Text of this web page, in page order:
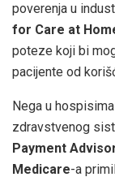
poverenja u
for Care at
poteze koji bi
pacijente od
Nega u
zdravstvenog
Payment
Medicare-a